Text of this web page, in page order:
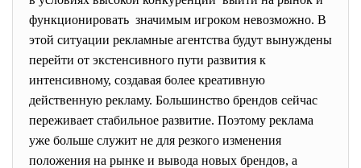
функционировать значимым игроком невозможно. В
этой ситуации рекламные агентства будут вынуждены
перейти от экстенсивного пути развития к
интенсивному, создавая более креативную
действенную рекламу. Большинство брендов сейчас
переживает стабильное развитие. Поэтому реклама
уже больше служит не для резкого изменения
положения на рынке и вывода новых брендов, а